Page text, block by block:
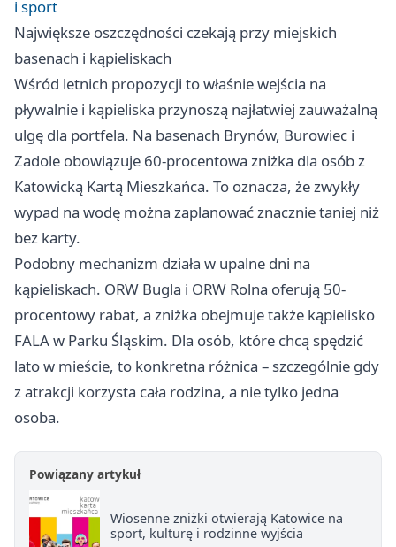
i sport
Największe oszczędności czekają przy miejskich
basenach i kąpieliskach
Wśród letnich propozycji to właśnie wejścia na
pływalnie i kąpieliska przynoszą najłatwiej zauważalną
ulgę dla portfela. Na basenach Brynów, Burowiec i
Zadole obowiązuje 60-procentowa zniżka dla osób z
Katowicką Kartą Mieszkańca. To oznacza, że zwykły
wypad na wodę można zaplanować znacznie taniej niż
bez karty.
Podobny mechanizm działa w upalne dni na
kąpieliskach. ORW Bugla i ORW Rolna oferują 50-
procentowy rabat, a zniżka obejmuje także kąpielisko
FALA w Parku Śląskim. Dla osób, które chcą spędzić
lato w mieście, to konkretna różnica – szczególnie gdy
z atrakcji korzysta cała rodzina, a nie tylko jedna
osoba.
Powiązany artykuł
Wiosenne zniżki otwierają Katowice na
sport, kulturę i rodzinne wyjścia